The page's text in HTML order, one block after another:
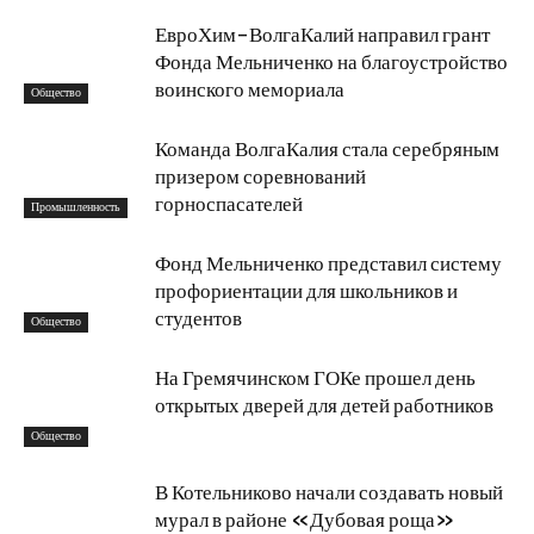
Общество
ЕвроХим-ВолгаКалий направил грант
Фонда Мельниченко на благоустройство
воинского мемориала
Промышленность
Команда ВолгаКалия стала серебряным
призером соревнований
горноспасателей
Общество
Фонд Мельниченко представил систему
профориентации для школьников и
студентов
Общество
На Гремячинском ГОКе прошел день
открытых дверей для детей работников
В Котельниково начали создавать новый
мурал в районе «Дубовая роща»